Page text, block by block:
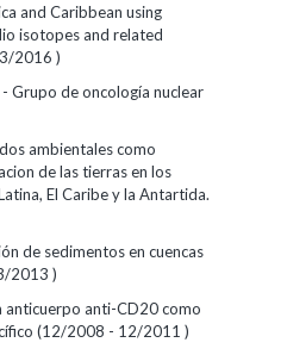
and Caribbean using
isotopes and related
2016 )
Grupo de oncología nuclear
ambientales como
de las tierras en los
El Caribe y la Antartida.
de sedimentos en cuencas
2013 )
anticuerpo anti-CD20 como
(12/2008 - 12/2011 )